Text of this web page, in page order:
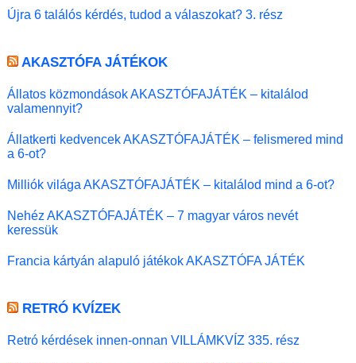
Újra 6 találós kérdés, tudod a válaszokat? 3. rész
AKASZTÓFA JÁTÉKOK
Állatos közmondások AKASZTÓFAJÁTÉK – kitalálod
valamennyit?
Állatkerti kedvencek AKASZTÓFAJÁTÉK – felismered mind
a 6-ot?
Milliók világa AKASZTÓFAJÁTÉK – kitalálod mind a 6-ot?
Nehéz AKASZTÓFAJÁTÉK – 7 magyar város nevét
keressük
Francia kártyán alapuló játékok AKASZTÓFA JÁTÉK
RETRÓ KVÍZEK
Retró kérdések innen-onnan VILLÁMKVÍZ 335. rész